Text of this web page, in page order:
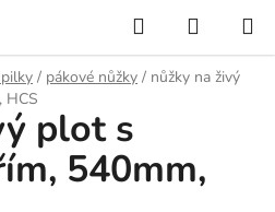
Hledat
KOŠÍK
/ pákové nůžky / nůžky na živý
HCS
plot s
540mm,